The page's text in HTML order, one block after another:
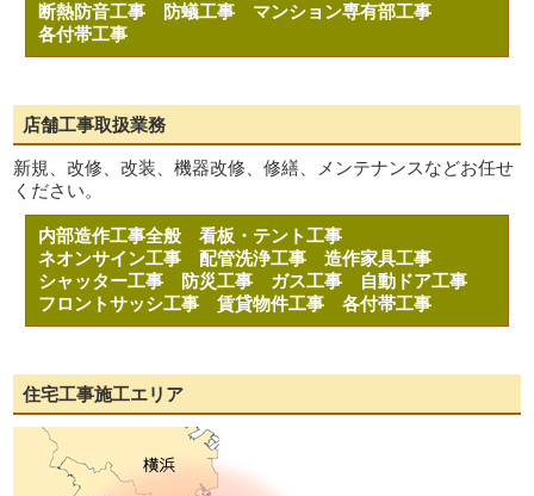
断熱防音工事
防蟻工事 マンション専有部工事
各付帯工事
店舗工事取扱業務
新規、改修、改装、機器改修、修繕、メンテナンスなどお任せ
ください。
内部造作工事全般看板・テント工事
ネオンサイン工事配管洗浄工事造作家具工事
シャッター工事
防災工事 ガス工事
自動ドア工事
フロントサッシ工事賃貸物件工事各付帯工事
住宅工事施工エリア